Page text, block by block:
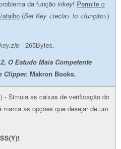
da função inkey! Permite o
atalho (Set Key <tecla> to <função>)
- 265Bytes.
O Estudo Mais Competente
Clipper. Makron Books.
- Simula as caixas de verificação do
marca as opções que desejar de um